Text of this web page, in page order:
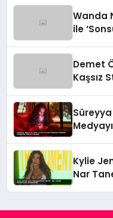
Wanda
ile
Demet
Kaşsız
Süreyya
Kylie
Nar